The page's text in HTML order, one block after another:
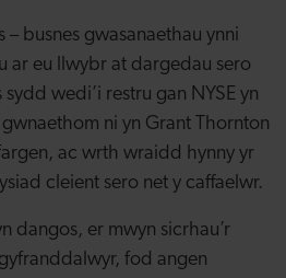
– busnes gwasanaethau ynni
ar eu llwybr at dargedau sero
wedi’i restru gan NYSE yn
ni yn Grant Thornton
ac wrth wraidd hynny yr
cleient sero net y caffaelwr.
dangos, er mwyn sicrhau’r
fod angen